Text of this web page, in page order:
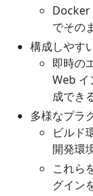
Docker
でその
構成しやす
即時の
Web イ
成できる
多様なプラ
ビルド
開発環
これら
グイン